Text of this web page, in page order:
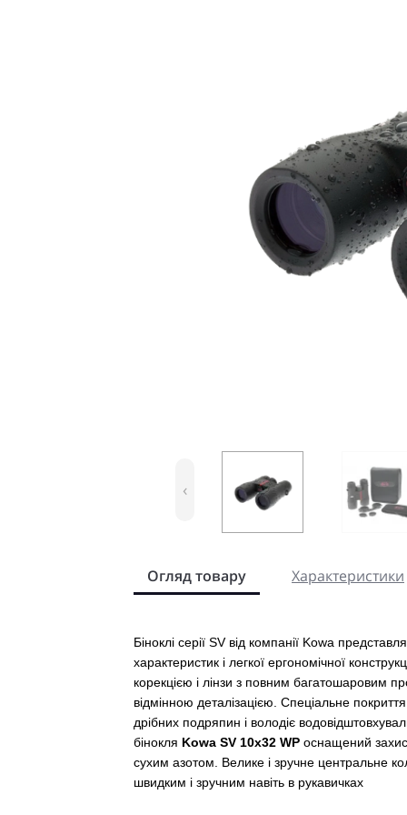
‹
Огляд товару Характеристики
Біноклі серії SV від компанії Kowa
характеристик і легкої ергономічної
корекцією і лінзи з повним багатошаровим
відмінною деталізацією. Спеціальне
дрібних подряпин і володіє
бінокля Kowa SV 10x32 WP оснащений
сухим азотом. Велике і зручне центральне
швидким і зручним навіть в рукавичках